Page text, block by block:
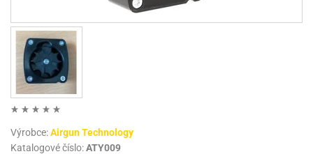
Výrobce:Airgun Technology
Katalogové číslo:ATY009